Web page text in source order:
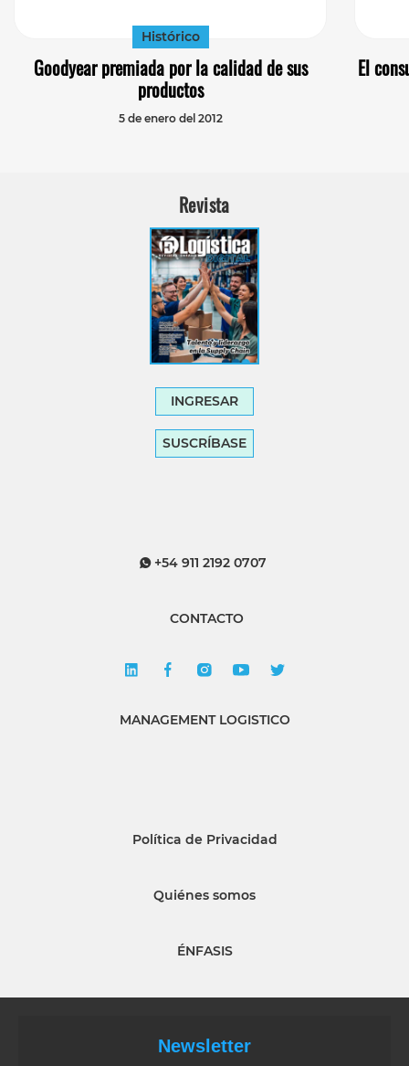
Histórico
Goodyear premiada por la calidad de sus
productos
5 de enero del 2012
El
Revista
INGRESAR
SUSCRÍBASE
+54 911 2192 0707
CONTACTO
MANAGEMENT LOGISTICO
Política de Privacidad
Quiénes somos
ÉNFASIS
Newsletter